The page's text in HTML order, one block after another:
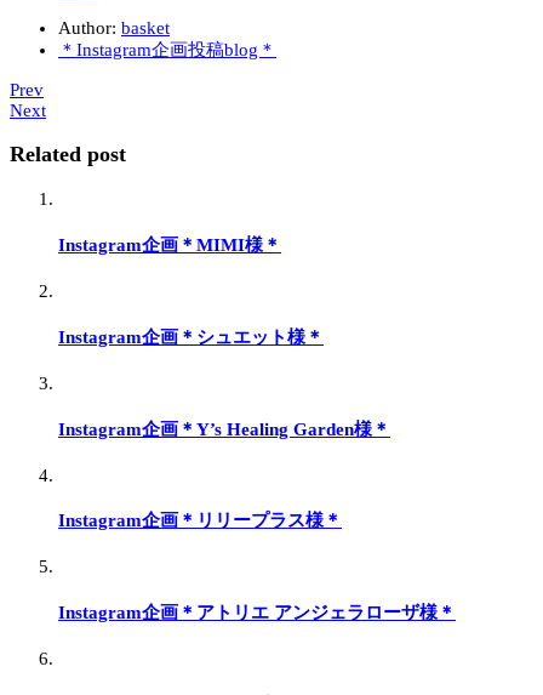
Author: basket
＊Instagram企画投稿blog＊
Prev
Next
Related post
Instagram企画＊MIMI様＊
Instagram企画＊シュエット様＊
Instagram企画＊Y’s Healing Garden様＊
Instagram企画＊リリープラス様＊
Instagram企画＊アトリエ アンジェラローザ様＊